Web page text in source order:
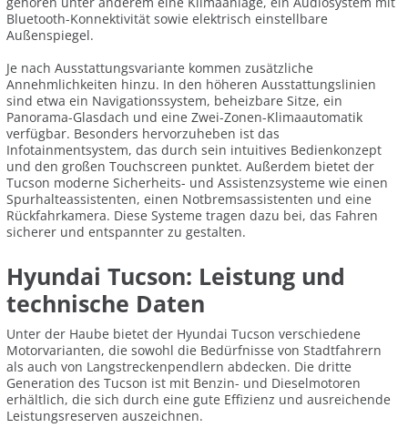
Bluetooth-Konnektivität sowie elektrisch einstellbare
Außenspiegel.
Je nach Ausstattungsvariante kommen zusätzliche
Annehmlichkeiten hinzu. In den höheren Ausstattungslinien
sind etwa ein Navigationssystem, beheizbare Sitze, ein
Panorama-Glasdach und eine Zwei-Zonen-Klimaautomatik
verfügbar. Besonders hervorzuheben ist das
Infotainmentsystem, das durch sein intuitives Bedienkonzept
und den großen Touchscreen punktet. Außerdem bietet der
Tucson moderne Sicherheits- und Assistenzsysteme wie einen
Spurhalteassistenten, einen Notbremsassistenten und eine
Rückfahrkamera. Diese Systeme tragen dazu bei, das Fahren
sicherer und entspannter zu gestalten.
Hyundai Tucson: Leistung und
technische Daten
Unter der Haube bietet der Hyundai Tucson verschiedene
Motorvarianten, die sowohl die Bedürfnisse von Stadtfahrern
als auch von Langstreckenpendlern abdecken. Die dritte
Generation des Tucson ist mit Benzin- und Dieselmotoren
erhältlich, die sich durch eine gute Effizienz und ausreichende
Leistungsreserven auszeichnen.